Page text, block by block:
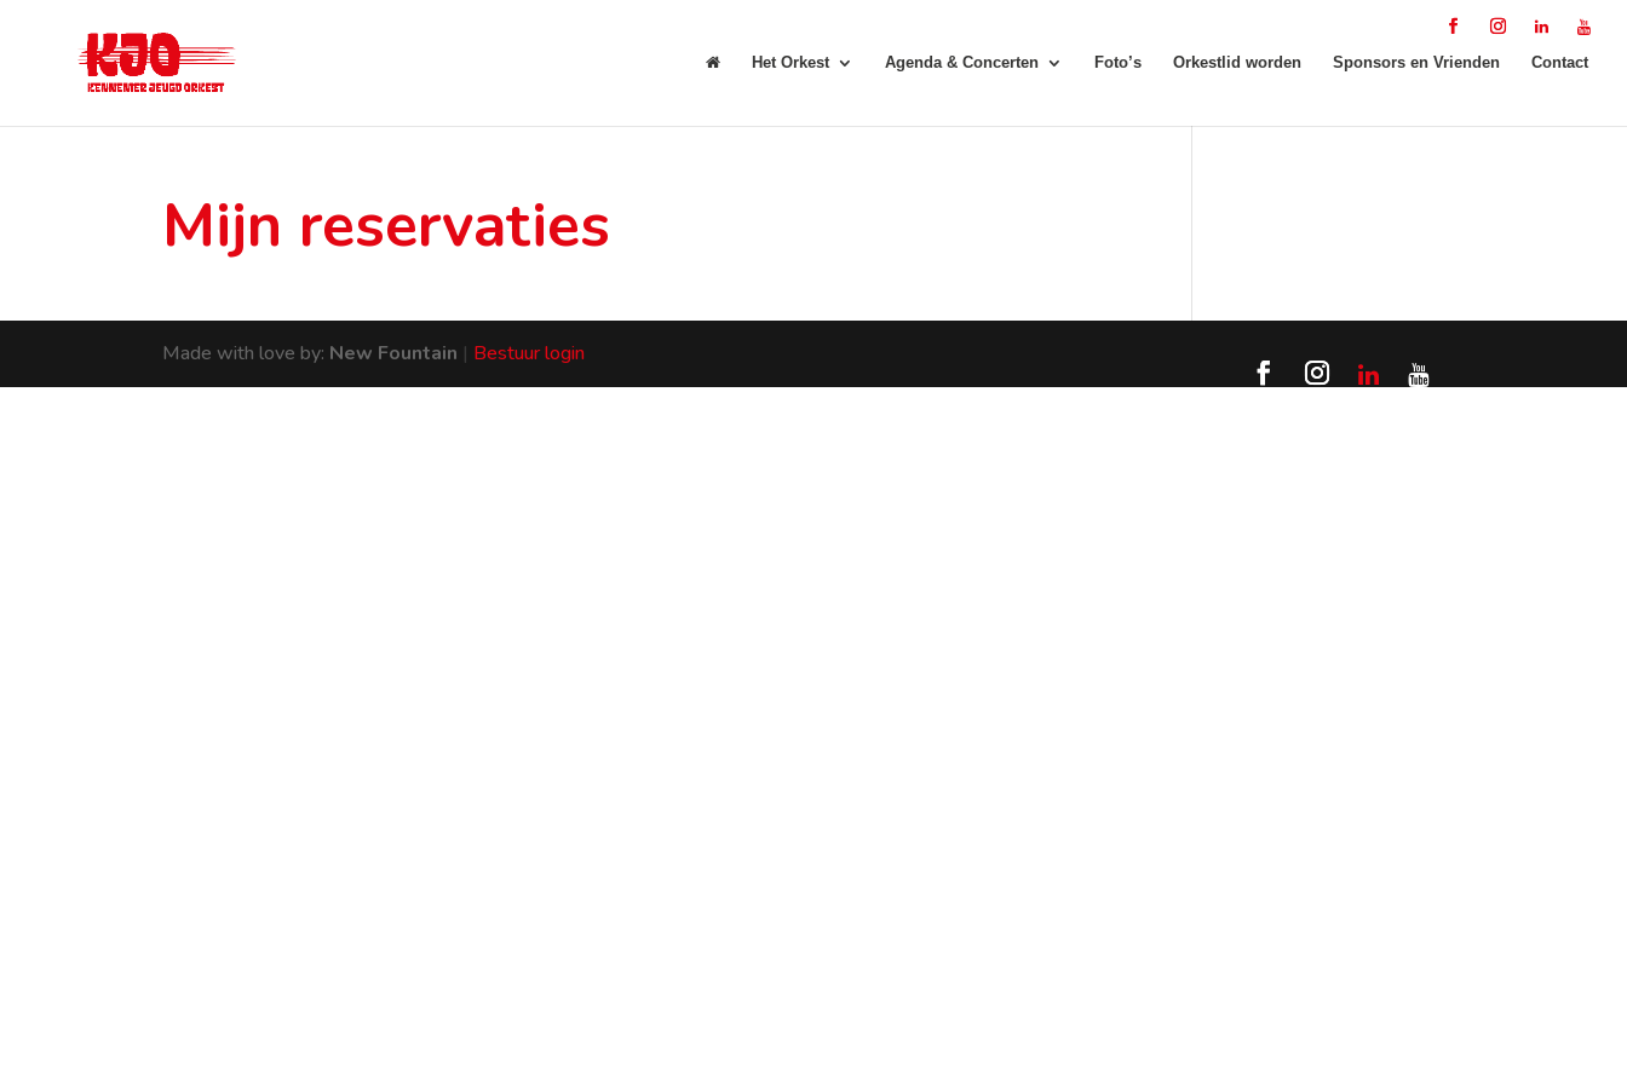
Het Orkest Agenda & Concerten Foto’s Orkestlid worden Sponsors en Vrienden Contact
Mijn reservaties
Made with love by: New Fountain | Bestuur login